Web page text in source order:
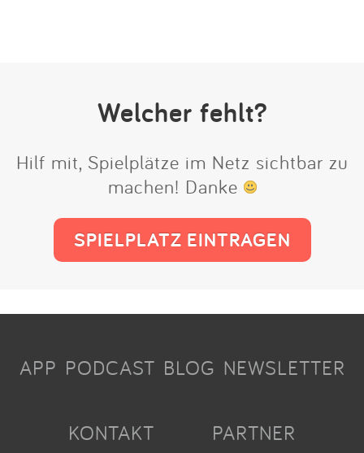
Welcher fehlt?
Hilf mit, Spielplätze im Netz sichtbar zu
machen! Danke
SPIELPLATZ EINTRAGEN
APP PODCAST BLOG NEWSLETTER
KONTAKT PARTNER